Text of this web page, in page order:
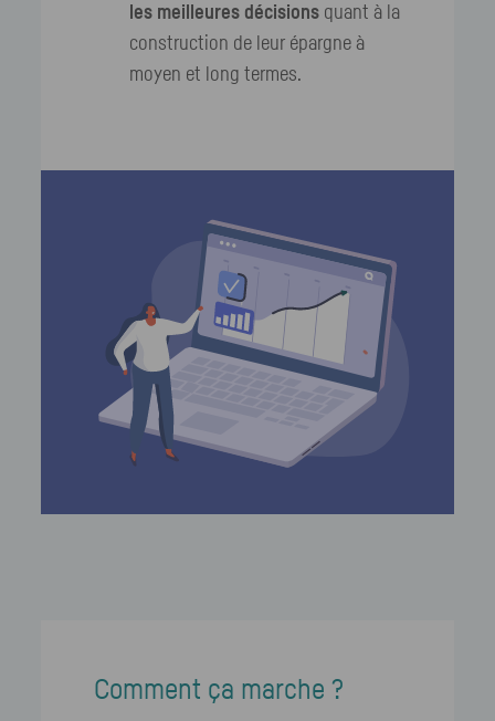
les meilleures décisionsquant à la
construction de leur épargne à
moyen et long termes.
Comment ça marche ?